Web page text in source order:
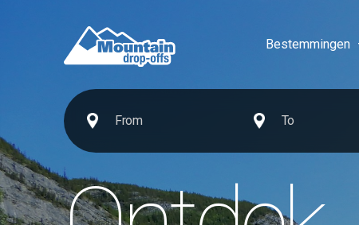
Bestemmingen